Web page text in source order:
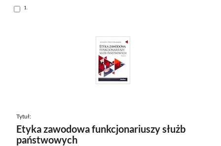
Skocz
do
1.
Tytuł:
Etyka zawodowa funkcjonariuszy służb
państwowych